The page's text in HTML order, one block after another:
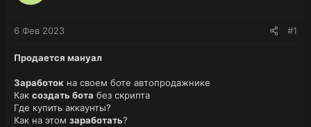
6 Фев 2023 #1
Продается мануал
Заработок на своем боте автопродажнике
Как создать бота без скрипта
Где купить аккаунты?
Как на этом заработать?